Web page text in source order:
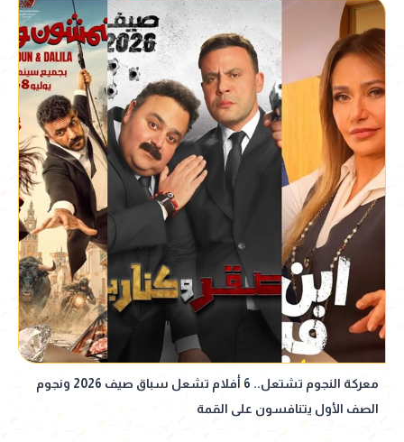
معركة النجوم تشتعل.. 6 أفلام تشعل سباق صيف 2026 ونجوم
الصف الأول يتنافسون على القمة